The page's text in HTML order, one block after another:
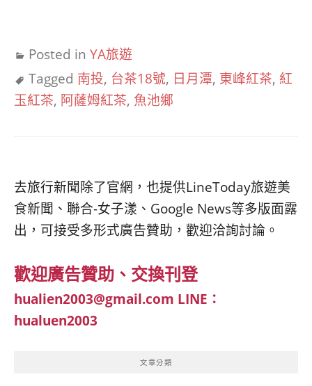
Posted in YA旅遊
Tagged 南投, 台茶18號, 日月潭, 東峰紅茶, 紅
玉紅茶, 阿薩姆紅茶, 魚池鄉
去旅行新聞除了官網，也提供LineToday旅遊美
食新聞、聯合-女子漾、Google News等多版面露
出，可接受多形式廣告贊助，歡迎洽詢討論。
歡迎廣告贊助、交換刊登
hualien2003@gmail.com LINE：
hualuen2003
文章分類